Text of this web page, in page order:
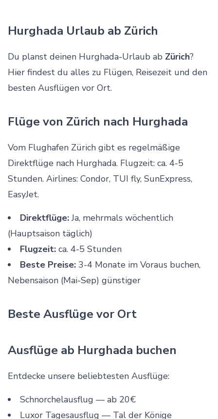
Hurghada Urlaub ab Zürich
Du planst deinen Hurghada-Urlaub ab Zürich?
Hier findest du alles zu Flügen, Reisezeit und den
besten Ausflügen vor Ort.
Flüge von Zürich nach Hurghada
Vom Flughafen Zürich gibt es regelmäßige
Direktflüge nach Hurghada. Flugzeit: ca. 4-5
Stunden. Airlines: Condor, TUI fly, SunExpress,
EasyJet.
Direktflüge:Ja, mehrmals wöchentlich
(Hauptsaison täglich)
Flugzeit: ca. 4-5 Stunden
Beste Preise: 3-4 Monate im Voraus buchen,
Nebensaison (Mai-Sep) günstiger
Beste Ausflüge vor Ort
Ausflüge ab Hurghada buchen
Entdecke unsere beliebtesten Ausflüge:
Schnorchelausflug — ab 20€
Luxor Tagesausflug — Tal der Könige